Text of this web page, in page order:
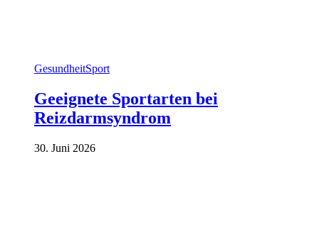
GesundheitSport
Geeignete Sportarten bei
Reizdarmsyndrom
30. Juni 2026